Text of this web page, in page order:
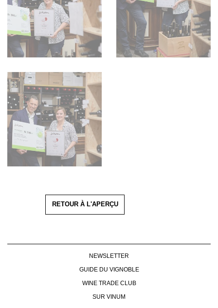
RETOUR À L'APERÇU
NEWSLETTER
GUIDE DU VIGNOBLE
WINE TRADE CLUB
SUR VINUM